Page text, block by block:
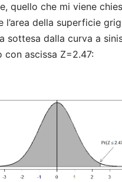
quello che mi viene
l’area della superficie
sottesa dalla curva a
con ascissa Z=2.47: